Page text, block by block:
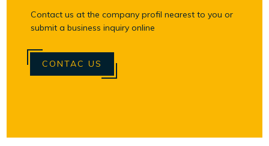
Contact us at the company profil nearest to you or
submit a business inquiry online
CONTAC US